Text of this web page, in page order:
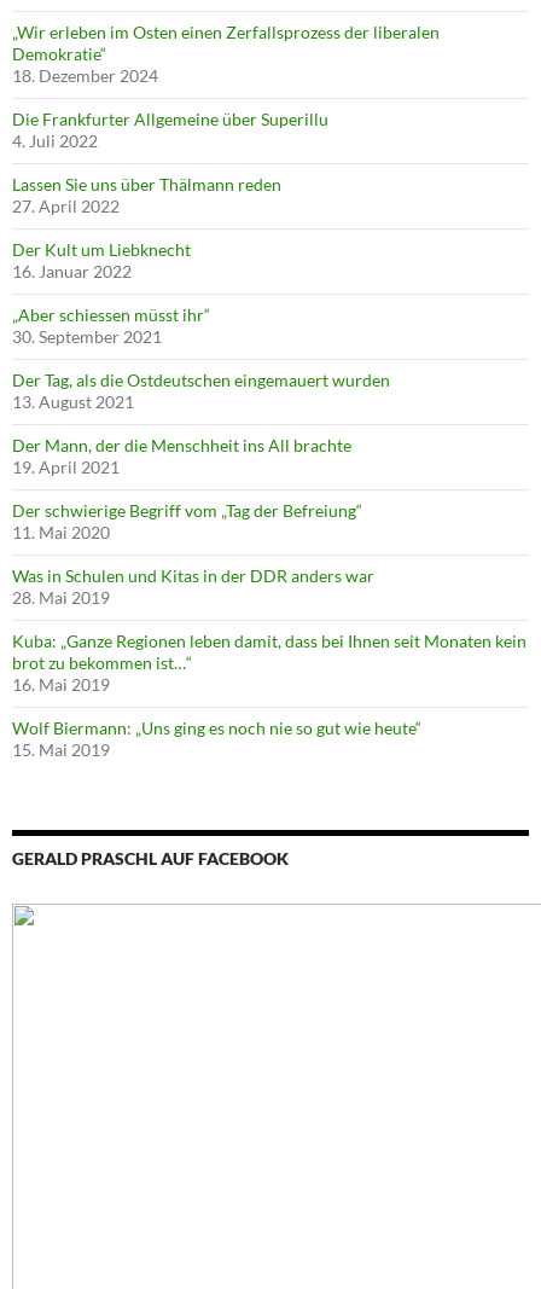
„Wir erleben im Osten einen Zerfallsprozess der liberalen
Demokratie“
18. Dezember 2024
Die Frankfurter Allgemeine über Superillu
4. Juli 2022
Lassen Sie uns über Thälmann reden
27. April 2022
Der Kult um Liebknecht
16. Januar 2022
„Aber schiessen müsst ihr“
30. September 2021
Der Tag, als die Ostdeutschen eingemauert wurden
13. August 2021
Der Mann, der die Menschheit ins All brachte
19. April 2021
Der schwierige Begriff vom „Tag der Befreiung“
11. Mai 2020
Was in Schulen und Kitas in der DDR anders war
28. Mai 2019
Kuba: „Ganze Regionen leben damit, dass bei Ihnen seit Monaten kein
brot zu bekommen ist…“
16. Mai 2019
Wolf Biermann: „Uns ging es noch nie so gut wie heute“
15. Mai 2019
GERALD PRASCHL AUF FACEBOOK